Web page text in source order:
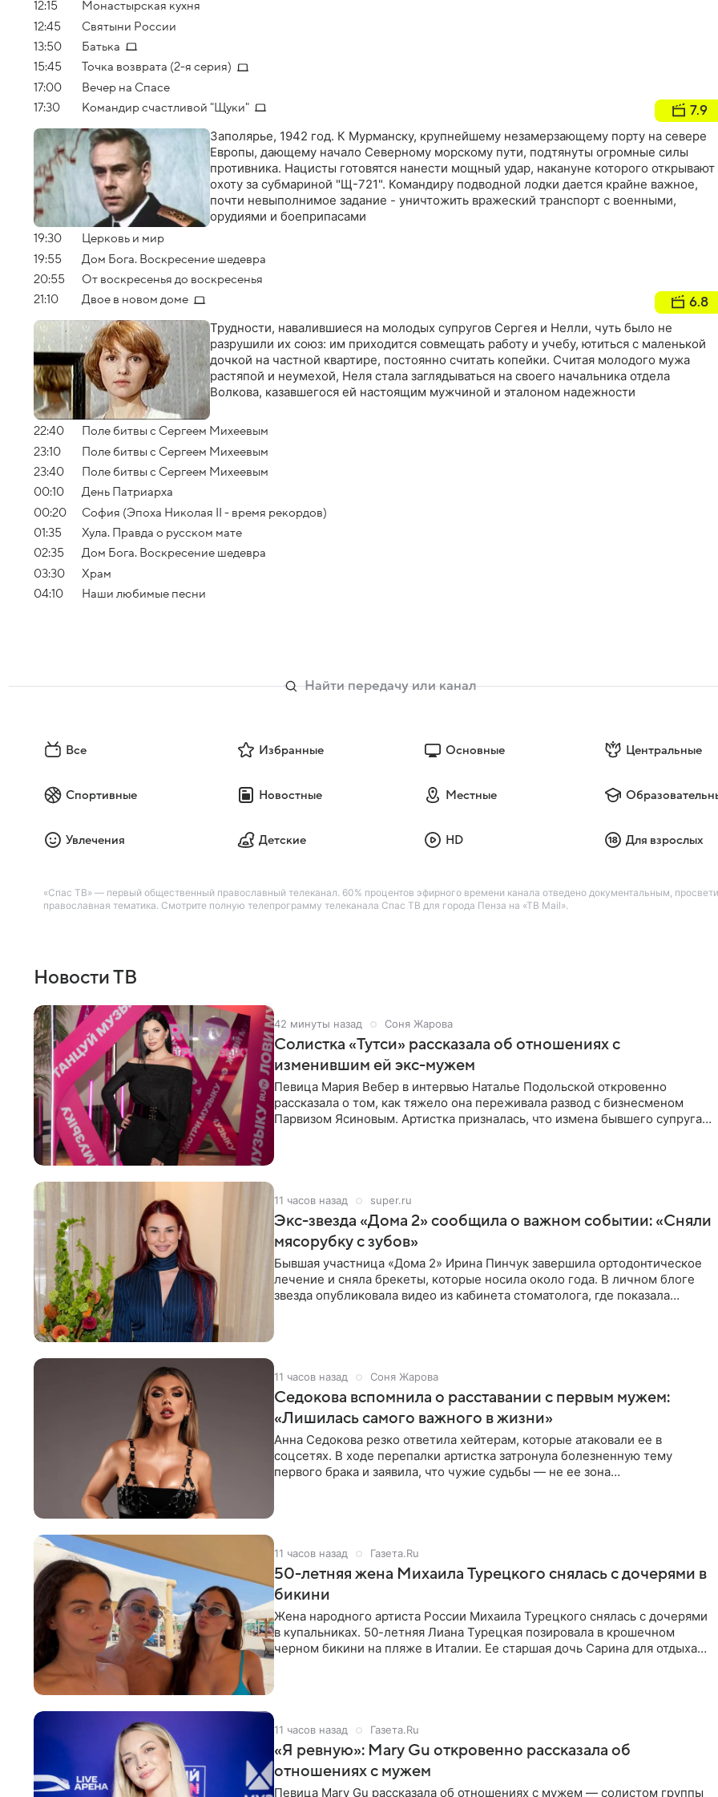
12:15
Монастырская кухня
12:45
Святыни России
13:50
Батька
15:45
Точка возврата (2-я серия)
17:00
Вечер на Спасе
17:30
Командир счастливой "Щуки" 7.9
Заполярье, 1942 год. К Мурманску, крупнейшему незамерзающему порту на севере
Европы, дающему начало Северному морскому пути, подтянуты огромные силы
противника. Нацисты готовятся нанести мощный удар, накануне которого открывают
охоту за субмариной "Щ-721". Командиру подводной лодки дается крайне важное,
почти невыполнимое задание - уничтожить вражеский транспорт с военными,
орудиями и боеприпасами
19:30
Церковь и мир
19:55
Дом Бога. Воскресение шедевра
20:55
От воскресенья до воскресенья
21:10
Двое в новом доме 6.8
Трудности, навалившиеся на молодых супругов Сергея и Нелли, чуть было не
разрушили их союз: им приходится совмещать работу и учебу, ютиться с маленькой
дочкой на частной квартире, постоянно считать копейки. Считая молодого мужа
растяпой и неумехой, Неля стала заглядываться на своего начальника отдела
Волкова, казавшегося ей настоящим мужчиной и эталоном надежности
22:40
Поле битвы с Сергеем Михеевым
23:10
Поле битвы с Сергеем Михеевым
23:40
Поле битвы с Сергеем Михеевым
00:10
День Патриарха
00:20
София (Эпоха Николая II - время рекордов)
01:35
Хула. Правда о русском мате
02:35
Дом Бога. Воскресение шедевра
03:30
Храм
04:10
Наши любимые песни
Все Избранные Основные Центральные
Спортивные Новостные Местные
Увлечения Детские HD Для взрослых
«Спас ТВ» — первый общественный православный телеканал. 60% процентов эфирного времени канала отведено документальным,
православная тематика. Смотрите полную телепрограмму телеканала Спас ТВ для города Пенза на «ТВ Mail».
Новости ТВ
42 минуты назад Соня Жарова
Солистка «Тутси» рассказала об отношениях с
изменившим ей экс-мужем
Певица Мария Вебер в интервью Наталье Подольской откровенно
рассказала о том, как тяжело она переживала развод с бизнесменом
Парвизом Ясиновым. Артистка призналась, что измена бывшего супруга
11 часов назад super.ru
Экс-звезда «Дома 2» сообщила о важном событии: «Сняли
мясорубку с зубов»
Бывшая участница «Дома 2» Ирина Пинчук завершила ортодонтическое
лечение и сняла брекеты, которые носила около года. В личном блоге
звезда опубликовала видео из кабинета стоматолога, где показала
11 часов назад Соня Жарова
Седокова вспомнила о расставании с первым мужем:
«Лишилась самого важного в жизни»
Анна Седокова резко ответила хейтерам, которые атаковали ее в
соцсетях. В ходе перепалки артистка затронула болезненную тему
первого брака и заявила, что чужие судьбы — не ее зона
11 часов назад Газета.Ru
50-летняя жена Михаила Турецкого снялась с дочерями в
бикини
Жена народного артиста России Михаила Турецкого снялась с дочерями
в купальниках. 50-летняя Лиана Турецкая позировала в крошечном
черном бикини на пляже в Италии. Ее старшая дочь Сарина для отдыха
11 часов назад Газета.Ru
«Я ревную»: Mary Gu откровенно рассказала об
отношениях с мужем
Певица Mary Gu рассказала об отношениях с мужем — солистом группы